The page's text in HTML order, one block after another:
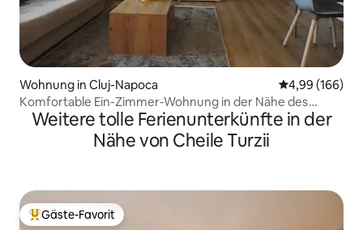
Wohnung in Cluj-Napoca
4,99 (166)
Komfortable Ein-Zimmer-Wohnung in der Nähe des
Zentrums
Weitere tolle Ferienunterkünfte in der
Nähe von Cheile Turzii
Beliebter Gäste-Favorit.
Gäste-Favorit